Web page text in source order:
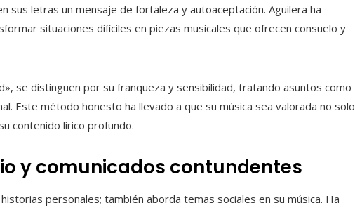
sus letras un mensaje de fortaleza y autoaceptación. Aguilera ha
situaciones difíciles en piezas musicales que ofrecen consuelo y
se distinguen por su franqueza y sensibilidad, tratando asuntos como
Este método honesto ha llevado a que su música sea valorada no solo
contenido lírico profundo.
y comunicados contundentes
personales; también aborda temas sociales en su música. Ha